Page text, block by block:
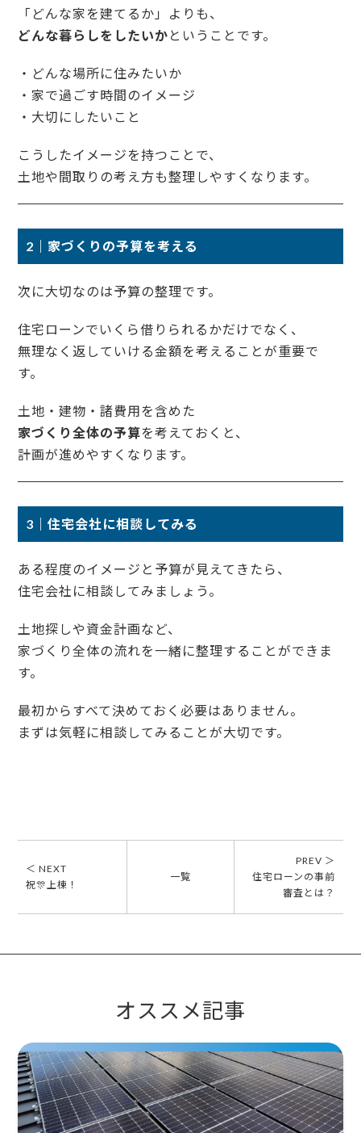
「どんな家を建てるか」よりも、
どんな暮らしをしたいか ということです。
・どんな場所に住みたいか
・家で過ごす時間のイメージ
・大切にしたいこと
こうしたイメージを持つことで、
土地や間取りの考え方も整理しやすくなります。
2｜家づくりの予算を考える
次に大切なのは予算の整理です。
住宅ローンでいくら借りられるかだけでなく、
無理なく返していける金額を考えることが重要で
す。
土地・建物・諸費用を含めた
家づくり全体の予算を考えておくと、
計画が進めやすくなります。
3｜住宅会社に相談してみる
ある程度のイメージと予算が見えてきたら、
住宅会社に相談してみましょう。
土地探しや資金計画など、
家づくり全体の流れを一緒に整理することができま
す。
最初からすべて決めておく必要はありません。
まずは気軽に相談してみることが大切です。
＜ NEXT
祝🎊上棟！
一覧
PREV ＞
住宅ローンの事前
審査とは？
オススメ記事